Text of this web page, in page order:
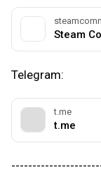
Steam
Telegram:
t.me
t.me